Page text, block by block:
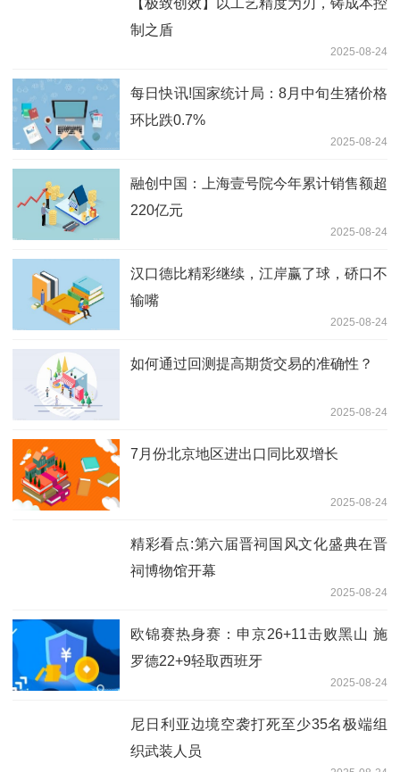
制之盾
2025-08-24
每日快讯!国家统计局：8月中旬生猪价格
环比跌0.7%
2025-08-24
融创中国：上海壹号院今年累计销售额超
220亿元
2025-08-24
汉口德比精彩继续，江岸赢了球，硚口不
输嘴
2025-08-24
如何通过回测提高期货交易的准确性？
2025-08-24
7月份北京地区进出口同比双增长
2025-08-24
精彩看点:第六届晋祠国风文化盛典在晋
祠博物馆开幕
2025-08-24
欧锦赛热身赛：申京26+11击败黑山 施
罗德22+9轻取西班牙
2025-08-24
尼日利亚边境空袭打死至少35名极端组
织武装人员